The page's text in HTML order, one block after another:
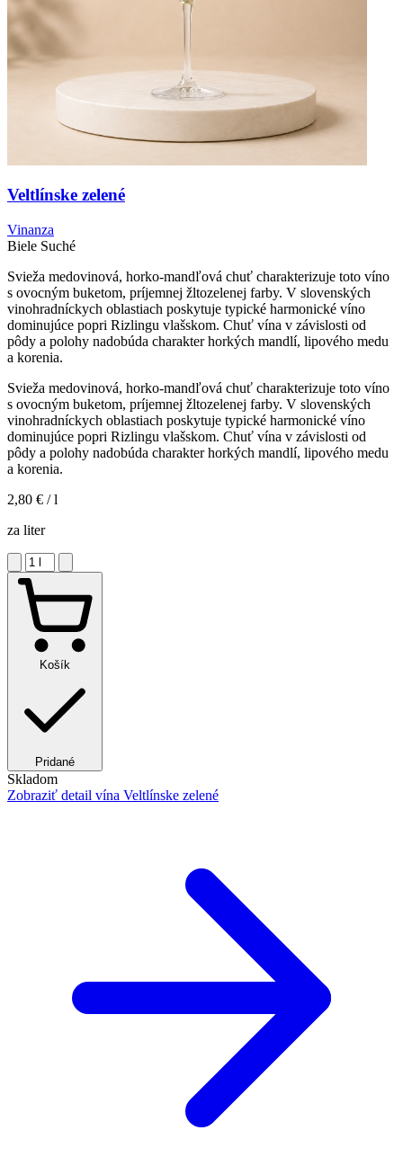
Veltlínske zelené
Vinanza
Biele Suché
Svieža medovinová, horko-mandľová chuť charakterizuje toto víno
s ovocným buketom, príjemnej žltozelenej farby. V slovenských
vinohradníckych oblastiach poskytuje typické harmonické víno
dominujúce popri Rizlingu vlašskom. Chuť vína v závislosti od
pôdy a polohy nadobúda charakter horkých mandlí, lipového medu
a korenia.
Svieža medovinová, horko-mandľová chuť charakterizuje toto víno
s ovocným buketom, príjemnej žltozelenej farby. V slovenských
vinohradníckych oblastiach poskytuje typické harmonické víno
dominujúce popri Rizlingu vlašskom. Chuť vína v závislosti od
pôdy a polohy nadobúda charakter horkých mandlí, lipového medu
a korenia.
2,80 € / l
za liter
Košík
Pridané
Skladom
Zobraziť detail vína Veltlínske zelené